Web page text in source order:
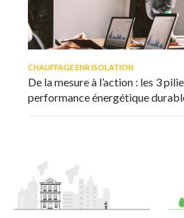
CHAUFFAGE ENR ISOLATION
De la mesure à l’action : les 3
performance énergétique